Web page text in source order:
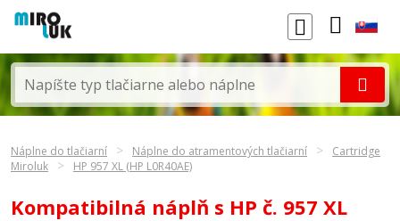
Náplne do tlačiarní Náplne do atramentových tlačiarní
Cartridge
Miroluk
HP 957 XL (HP L0R40AE)
Kompatibilná náplň s HP č. 957 XL